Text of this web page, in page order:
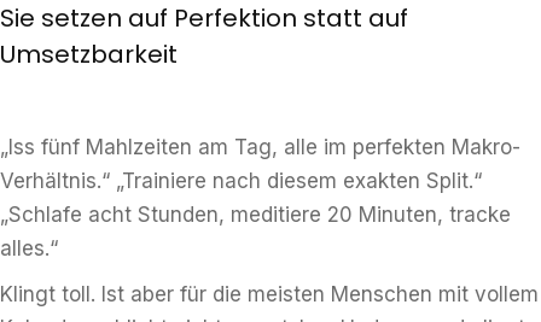
Sie setzen auf Perfektion statt auf
Umsetzbarkeit
„Iss fünf Mahlzeiten am Tag, alle im perfekten Makro-
Verhältnis.“ „Trainiere nach diesem exakten Split.“
„Schlafe acht Stunden, meditiere 20 Minuten, tracke
alles.“
Klingt toll. Ist aber für die meisten Menschen mit vollem